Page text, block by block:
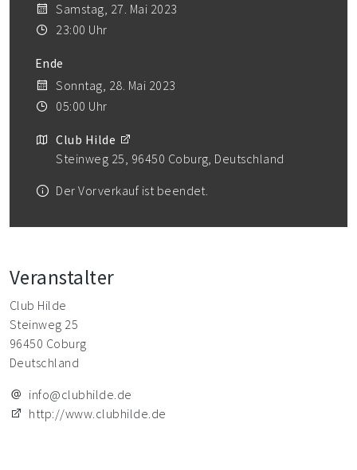
Samstag, 27. Mai 2023
23:00 Uhr
Ende
Sonntag, 28. Mai 2023
05:00 Uhr
Club Hilde
Steinweg 25, 96450 Coburg, Deutschland
Der Vorverkauf ist beendet.
Veranstalter
Club Hilde
Steinweg 25
96450 Coburg
Deutschland
info@clubhilde.de
http://www.clubhilde.de